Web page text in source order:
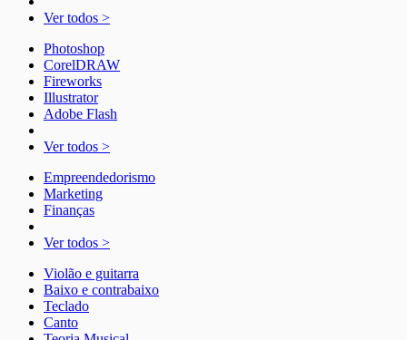
Ver todos >
Photoshop
CorelDRAW
Fireworks
Illustrator
Adobe Flash
Ver todos >
Empreendedorismo
Marketing
Finanças
Ver todos >
Violão e guitarra
Baixo e contrabaixo
Teclado
Canto